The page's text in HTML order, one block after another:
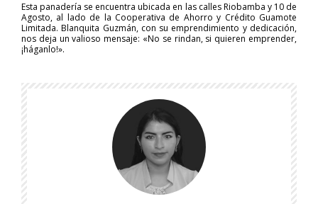
Esta panadería se encuentra ubicada en las calles Riobamba y 10 de
Agosto, al lado de la Cooperativa de Ahorro y Crédito Guamote
Limitada. Blanquita Guzmán, con su emprendimiento y dedicación,
nos deja un valioso mensaje: «No se rindan, si quieren emprender,
¡háganlo!».